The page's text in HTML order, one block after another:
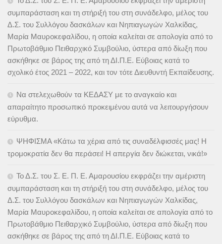
συμπαράσταση και τη στήριξή του στη συνάδελφο, μέλος του
Δ.Σ. του Συλλόγου δασκάλων και Νηπιαγωγών Χαλκίδας,
Μαρία Μαυροκεφαλίδου, η οποία καλείται σε απολογία από το
Πρωτοβάθμιο Πειθαρχικό Συμβούλιο, ύστερα από δίωξη που
ασκήθηκε σε βάρος της από τη ΔΙ.Π.Ε. Εύβοιας κατά το
σχολικό έτος 2021 – 2022, και τον τότε Διευθυντή Εκπαίδευσης.
Να στελεχωθούν τα ΚΕΔΑΣΥ με το αναγκαίο και
απαραίτητο προσωπικό προκειμένου αυτά να λειτουργήσουν
εύρυθμα.
ΨΗΦΙΣΜΑ «Κάτω τα χέρια από τις συναδέλφισσές μας! Η
τρομοκρατία δεν θα περάσει! Η απεργία δεν διώκεται, νικά!»
Το Δ.Σ. του Σ. Ε. Π. Ε. Αμαρουσίου εκφράζει την αμέριστη
συμπαράσταση και τη στήριξή του στη συνάδελφο, μέλος του
Δ.Σ. του Συλλόγου δασκάλων και Νηπιαγωγών Χαλκίδας,
Μαρία Μαυροκεφαλίδου, η οποία καλείται σε απολογία από το
Πρωτοβάθμιο Πειθαρχικό Συμβούλιο, ύστερα από δίωξη που
ασκήθηκε σε βάρος της από τη ΔΙ.Π.Ε. Εύβοιας κατά το